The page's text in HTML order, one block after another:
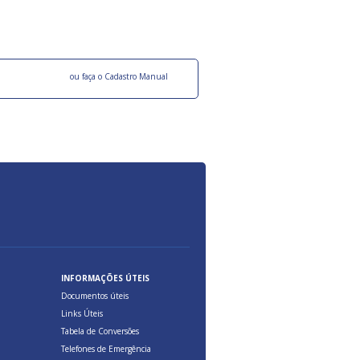
ou faça o Cadastro Manual
INFORMAÇÕES ÚTEIS
Documentos úteis
Links Úteis
Tabela de Conversões
Telefones de Emergência